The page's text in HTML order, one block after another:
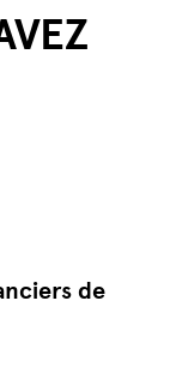
de